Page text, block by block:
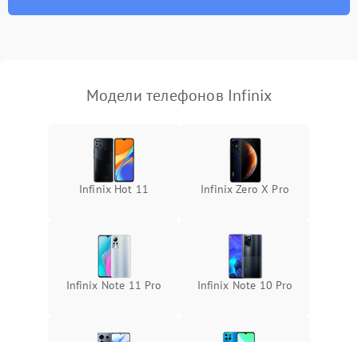
Модели телефонов Infinix
Infinix Hot 11 Infinix Zero X Pro
Infinix Note 11 Pro Infinix Note 10 Pro